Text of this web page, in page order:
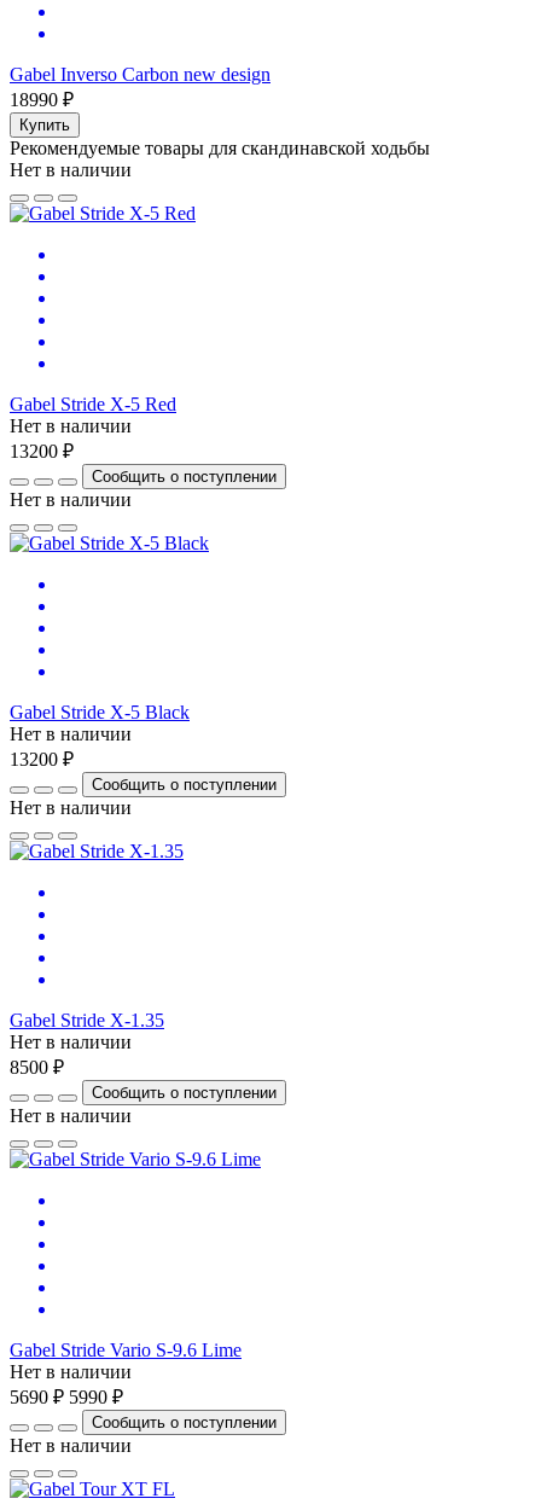
Gabel Inverso Carbon new design
18990 ₽
Купить
Рекомендуемые товары для скандинавской ходьбы
Нет в наличии
Gabel Stride X-5 Red
Нет в наличии
13200 ₽
Сообщить о поступлении
Нет в наличии
Gabel Stride X-5 Black
Нет в наличии
13200 ₽
Сообщить о поступлении
Нет в наличии
Gabel Stride X-1.35
Нет в наличии
8500 ₽
Сообщить о поступлении
Нет в наличии
Gabel Stride Vario S-9.6 Lime
Нет в наличии
5690 ₽ 5990 ₽
Сообщить о поступлении
Нет в наличии